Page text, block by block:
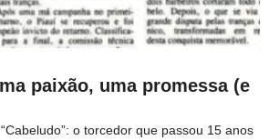
paixão, uma promessa (e
o torcedor que passou 15 anos